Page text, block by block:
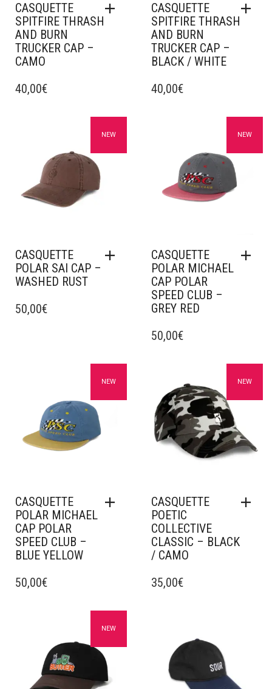
CASQUETTE
SPITFIRE THRASH
AND BURN
TRUCKER CAP –
CAMO
40,00€
CASQUETTE
SPITFIRE THRASH
AND BURN
TRUCKER CAP –
BLACK / WHITE
40,00€
Ajouter à mes favorisNEW
CASQUETTE
POLAR SAI CAP –
WASHED RUST
50,00€
Ajouter à mes favorisNEW
CASQUETTE
POLAR MICHAEL
CAP POLAR
SPEED CLUB –
GREY RED
50,00€
Ajouter à mes favorisNEW
CASQUETTE
POLAR MICHAEL
CAP POLAR
SPEED CLUB –
BLUE YELLOW
50,00€
Ajouter à mes favorisNEW
CASQUETTE
POETIC
COLLECTIVE
CLASSIC – BLACK
/ CAMO
35,00€
Ajouter à mes favorisNEW